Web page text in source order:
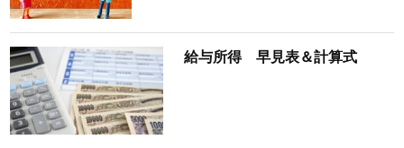
給与所得 早見表＆計算式